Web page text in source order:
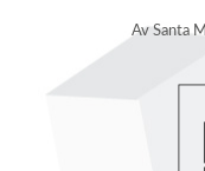
Av Santa